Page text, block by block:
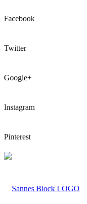
Facebook
Twitter
Google+
Instagram
Pinterest
LOGO